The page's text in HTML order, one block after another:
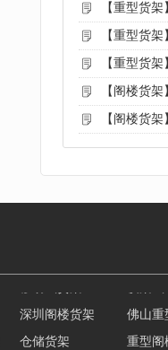
【重型货
【重型货
【重型货
【阁楼货
【阁楼货
深圳阁楼货架
佛山
仓储货架 重型阁